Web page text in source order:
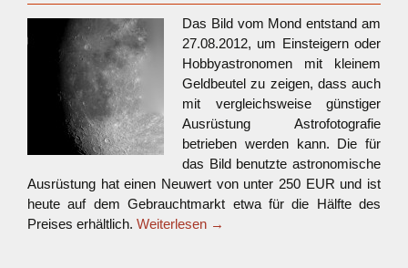
Das Bild vom Mond entstand am
27.08.2012, um Einsteigern oder
Hobbyastronomen mit kleinem
Geldbeutel zu zeigen, dass auch
mit vergleichsweise günstiger
Ausrüstung Astrofotografie
betrieben werden kann. Die für
das Bild benutzte astronomische
Ausrüstung hat einen Neuwert von unter 250 EUR und ist
heute auf dem Gebrauchtmarkt etwa für die Hälfte des
Preises erhältlich. Weiterlesen →